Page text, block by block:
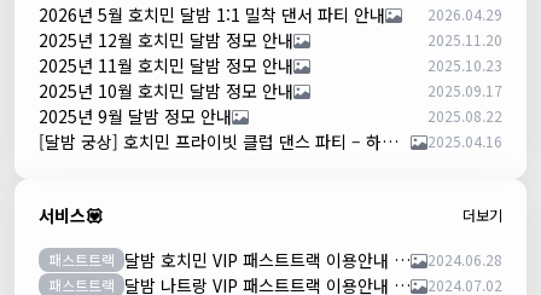
2026년 5월 호치민 달밤 1:1 밀착 댄서 파티 안내 2026.04.29
2025년 12월 호치민 달밤 정모 안내 2025.11.20
2025년 11월 호치민 달밤 정모 안내 2025.10.23
2025년 10월 호치민 달밤 정모 안내 2025.09.17
2025년 9월 달밤 정모 안내 2025.08.22
[달밤 궁상] 호치민 프라이빗 클럽 댄스 파티 – 하루 한 팀만! 2025.04.16
서비스💟 더보기
패스트트랙 달밤 호치민 VIP 패스트트랙 이용안내 (떤션넛공항)
2024.06.28
패스트트랙
달밤 나트랑 VIP 패스트트랙 이용안내 (깜란공항)
2024.07.02